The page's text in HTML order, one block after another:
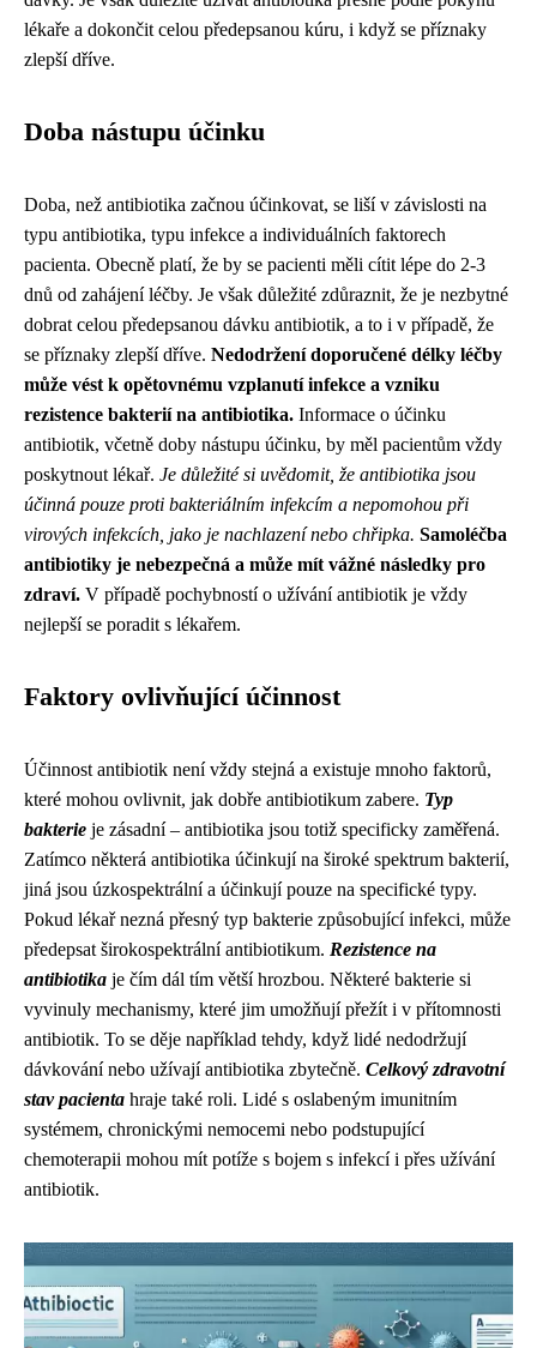
lékaře a dokončit celou předepsanou kúru, i když se příznaky
zlepší dříve.
Doba nástupu účinku
Doba, než antibiotika začnou účinkovat, se liší v závislosti na
typu antibiotika, typu infekce a individuálních faktorech
pacienta. Obecně platí, že by se pacienti měli cítit lépe do 2-3
dnů od zahájení léčby. Je však důležité zdůraznit, že je nezbytné
dobrat celou předepsanou dávku antibiotik, a to i v případě, že
se příznaky zlepší dříve. Nedodržení doporučené délky léčby
může vést k opětovnému vzplanutí infekce a vzniku
rezistence bakterií na antibiotika. Informace o účinku
antibiotik, včetně doby nástupu účinku, by měl pacientům vždy
poskytnout lékař. Je důležité si uvědomit, že antibiotika jsou
účinná pouze proti bakteriálním infekcím a nepomohou při
virových infekcích, jako je nachlazení nebo chřipka. Samoléčba
antibiotiky je nebezpečná a může mít vážné následky pro
zdraví. V případě pochybností o užívání antibiotik je vždy
nejlepší se poradit s lékařem.
Faktory ovlivňující účinnost
Účinnost antibiotik není vždy stejná a existuje mnoho faktorů,
které mohou ovlivnit, jak dobře antibiotikum zabere. Typ
bakterie je zásadní –⁠ antibiotika jsou totiž specificky zaměřená.
Zatímco některá antibiotika účinkují na široké spektrum bakterií,
jiná jsou úzkospektrální a účinkují pouze na specifické typy.
Pokud lékař nezná přesný typ bakterie způsobující infekci, může
předepsat širokospektrální antibiotikum. Rezistence na
antibiotika je čím dál tím větší hrozbou. Některé bakterie si
vyvinuly mechanismy, které jim umožňují přežít i v přítomnosti
antibiotik. To se děje například tehdy, když lidé nedodržují
dávkování nebo užívají antibiotika zbytečně. Celkový zdravotní
stav pacienta hraje také roli. Lidé s oslabeným imunitním
systémem, chronickými nemocemi nebo podstupující
chemoterapii mohou mít potíže s bojem s infekcí i přes užívání
antibiotik.